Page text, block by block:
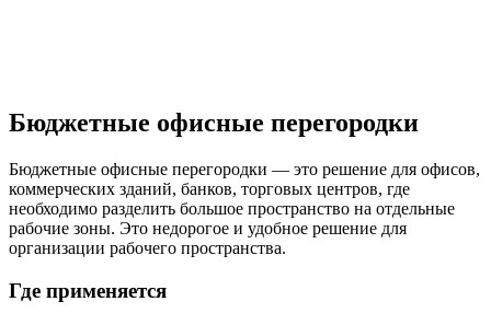
Бюджетные офисные перегородки
Бюджетные офисные перегородки — это решение для офисов,
коммерческих зданий, банков, торговых центров, где
необходимо разделить большое пространство на отдельные
рабочие зоны. Это недорогое и удобное решение для
организации рабочего пространства.
Где применяется